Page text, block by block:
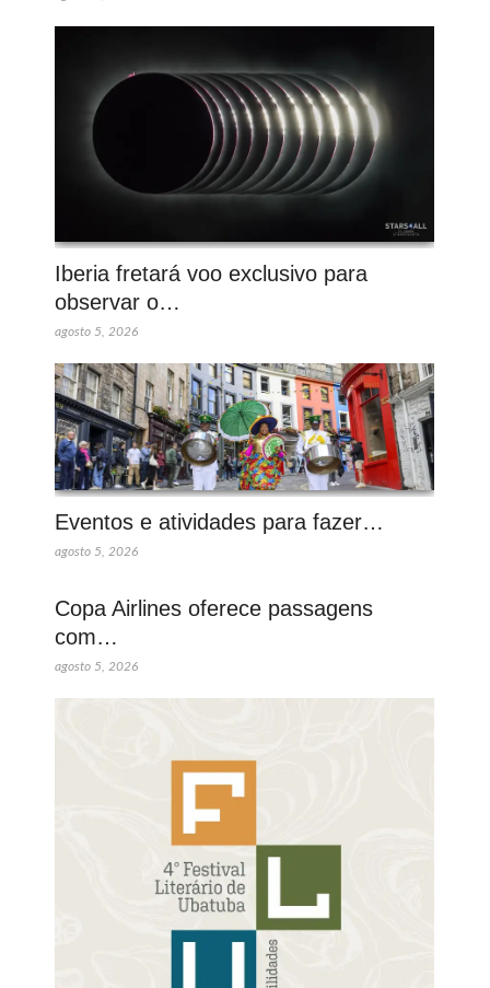
Iberia fretará voo exclusivo para
observar o…
agosto 5, 2026
Eventos e atividades para fazer…
agosto 5, 2026
Copa Airlines oferece passagens
com…
agosto 5, 2026